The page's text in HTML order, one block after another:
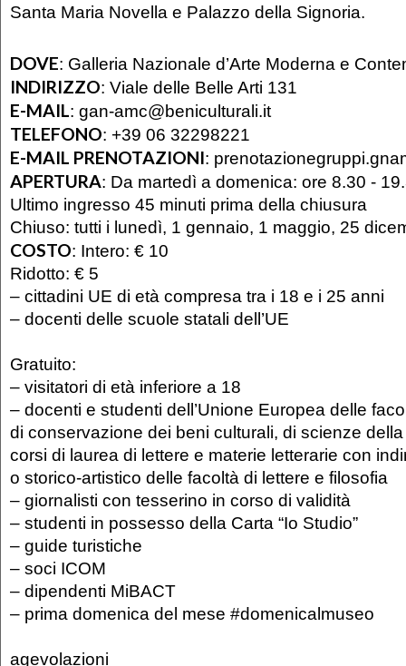
Santa Maria Novella e Palazzo della Signoria.
DOVE: Galleria Nazionale d’Arte Moderna e
INDIRIZZO: Viale delle Belle Arti 131
E-MAIL: gan-amc@beniculturali.it
TELEFONO: +39 06 32298221
E-MAIL PRENOTAZIONI:
APERTURA: Da martedì a domenica: ore 8.30 -
Ultimo ingresso 45 minuti prima della chiusura
Chiuso: tutti i lunedì, 1 gennaio, 1 maggio, 25
COSTO: Intero: € 10
Ridotto: € 5
– cittadini UE di età compresa tra i 18 e i 25 anni
– docenti delle scuole statali dell’UE
Gratuito:
– visitatori di età inferiore a 18
– docenti e studenti dell’Unione Europea delle
di conservazione dei beni culturali, di scienze
corsi di laurea di lettere e materie letterarie con
o storico-artistico delle facoltà di lettere e filosofia
– giornalisti con tesserino in corso di validità
– studenti in possesso della Carta “Io Studio”
– guide turistiche
– soci ICOM
– dipendenti MiBACT
– prima domenica del mese #domenicalmuseo
agevolazioni